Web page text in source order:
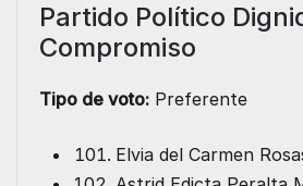
Partido Político
Compromiso
Tipo de voto: Preferente
Elvia del Carmen